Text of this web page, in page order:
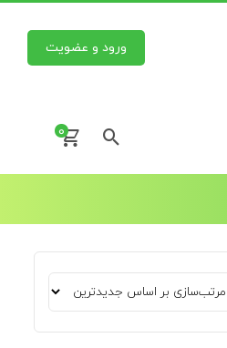
ورود و عضویت
0